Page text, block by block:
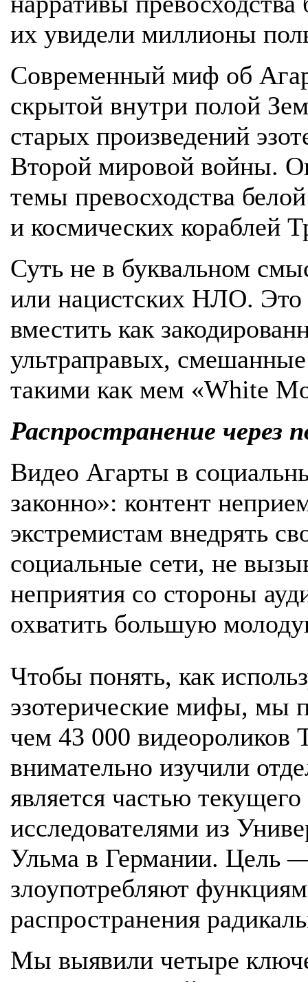
их увидели миллионы
Современный миф об
скрытой внутри полой
старых произведений
Второй мировой войны.
темы превосходства
и космических кораблей
Суть не в буквальном
или нацистских НЛО. Это
вместить как
ультраправых,
такими как мем «White
Распространение через
Видео Агарты в
законно»: контент
экстремистам внедрять
социальные сети, не
неприятия со стороны
охватить большую
Чтобы понять, как
эзотерические мифы, мы
чем 43 000 видеороликов
внимательно изучили
является частью
исследователями из
Ульма в Германии. Цель
злоупотребляют
распространения
Мы выявили четыре